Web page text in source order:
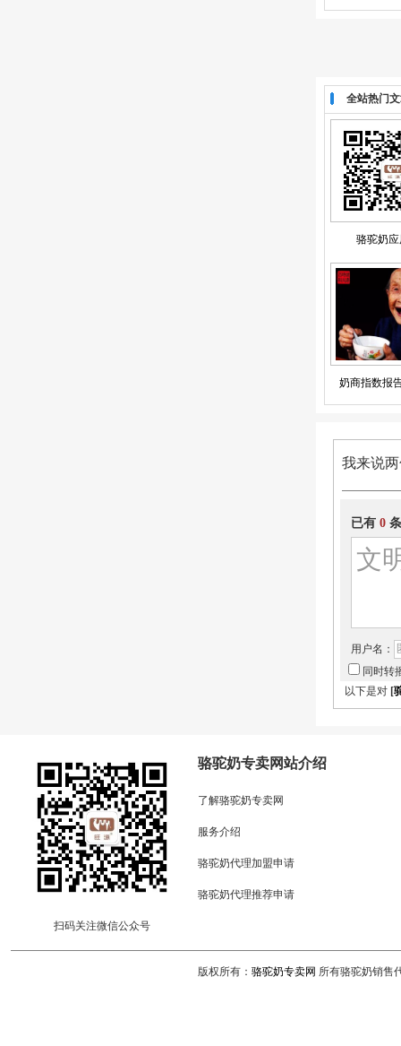
全站热门
骆驼奶
奶商指数报
我来说
已有 0
用户名：
同时转
以下是对 [
骆驼奶专卖网站介绍
了解骆驼奶专卖网
服务介绍
骆驼奶代理加盟申请
骆驼奶代理推荐申请
扫码关注微信公众号
版权所有： 骆驼奶专卖网 所有骆驼奶销售